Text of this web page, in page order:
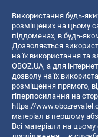
Використання будь-
розміщених на цьому
піддоменах, в будь-
Дозволяється
на їх використання та
OBOZ.UA, а для
дозволу на їх
розміщення прямого,
гіперпосилання на
https://
матеріал в першому
Всі матеріали на цьому